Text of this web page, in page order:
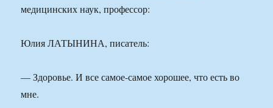
медицинских наук, профессор:
Юлия ЛАТЫНИНА, писатель:
— Здоровье. И все самое-самое хорошее, что есть во
мне.